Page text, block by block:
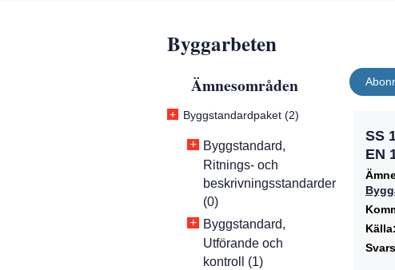
Byggarbeten
Ämnesområden
+ Byggstandardpaket (2)
+ Byggstandard,
Ritnings- och
beskrivningsstandarder
(0)
+ Byggstandard,
Utförande och
kontroll (1)
SS
EN
Källa: